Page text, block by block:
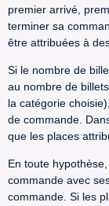
premier arrivé,
terminer sa
être attribuées à
Si le nombre de
au nombre de
la catégorie
de commande.
que les places
En toute
commande avec
commande. Si les